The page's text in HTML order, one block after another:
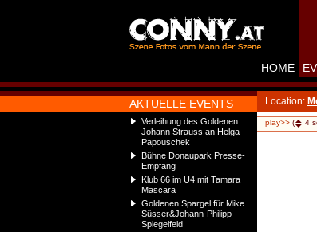
AKTUELLE EVENTS
Verleihung des Goldenen
Johann Strauss an Helga
Papouschek
Bühne Donaupark Presse-
Empfang
Klub 66 im U4 mit Tamara
Mascara
Goldenen Spargel für Mike
Süsser&Johann-Philipp
Spiegelfeld
HOME
Location:
play>> ( 4